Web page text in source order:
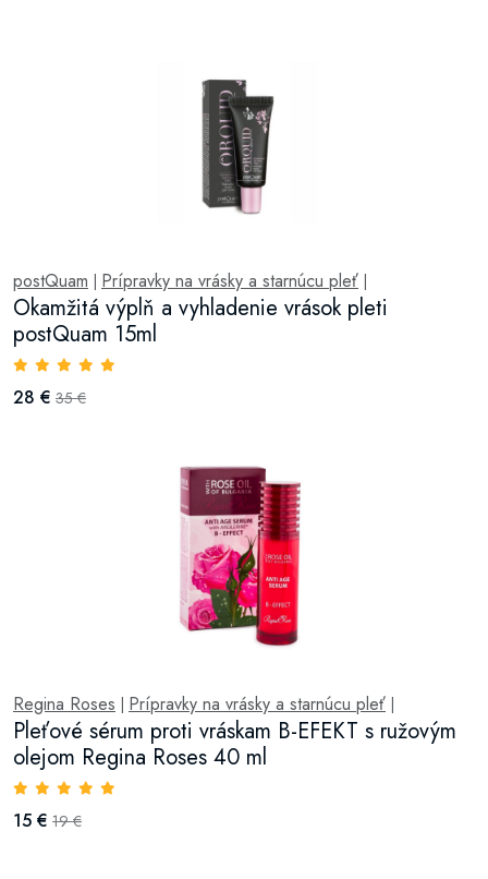
postQuam | Prípravky na vrásky a starnúcu pleť |
Okamžitá výplň a vyhladenie vrások pleti
postQuam 15ml
28 € 35 €
Regina Roses | Prípravky na vrásky a starnúcu pleť |
Pleťové sérum proti vráskam B-EFEKT s ružovým
olejom Regina Roses 40 ml
15 € 19 €